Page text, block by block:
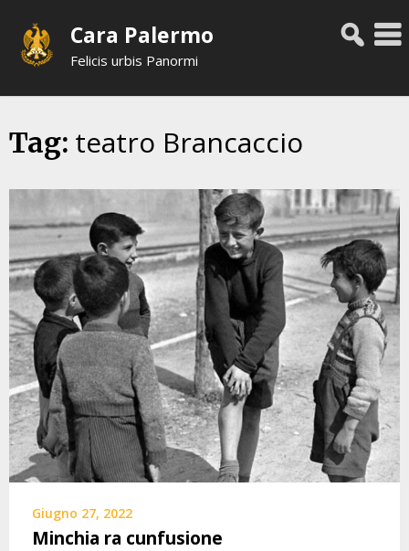
content
Cara Palermo
Felicis urbis Panormi
Tag: teatro Brancaccio
Giugno 27, 2022
Minchia ra cunfusione